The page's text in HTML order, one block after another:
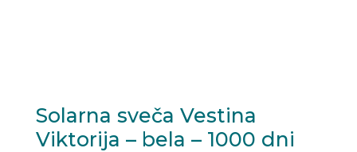
Solarna sveča Vestina
Viktorija – bela – 1000 dni